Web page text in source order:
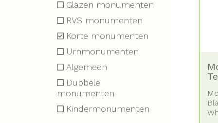
Glazen monumenten
RVS monumenten
Korte monumenten
Urnmonumenten
Algemeen
Dubbele
monumenten
Kindermonumenten